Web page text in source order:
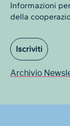
Informazioni
della
Iscriviti
Archivio